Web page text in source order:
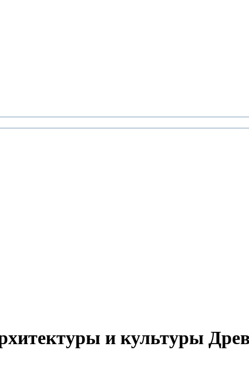
и культуры